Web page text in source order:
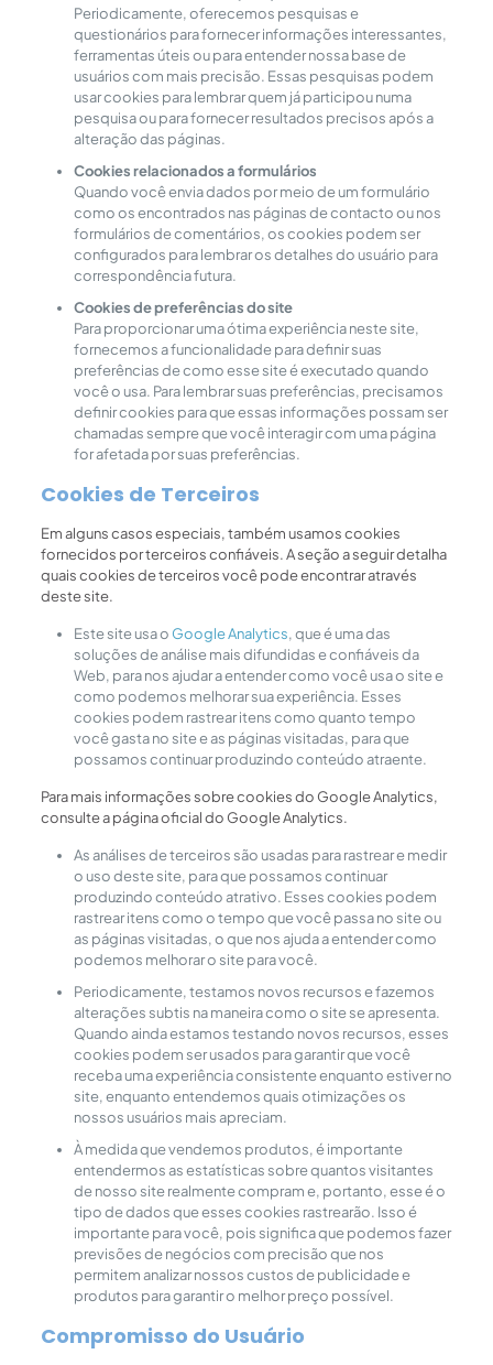
Periodicamente, oferecemos pesquisas e
questionários para fornecer informações interessantes,
ferramentas úteis ou para entender nossa base de
usuários com mais precisão. Essas pesquisas podem
usar cookies para lembrar quem já participou numa
pesquisa ou para fornecer resultados precisos após a
alteração das páginas.
Cookies relacionados a formulários
Quando você envia dados por meio de um formulário
como os encontrados nas páginas de contacto ou nos
formulários de comentários, os cookies podem ser
configurados para lembrar os detalhes do usuário para
correspondência futura.
Cookies de preferências do site
Para proporcionar uma ótima experiência neste site,
fornecemos a funcionalidade para definir suas
preferências de como esse site é executado quando
você o usa. Para lembrar suas preferências, precisamos
definir cookies para que essas informações possam ser
chamadas sempre que você interagir com uma página
for afetada por suas preferências.
Cookies de Terceiros
Em alguns casos especiais, também usamos cookies
fornecidos por terceiros confiáveis. A seção a seguir detalha
quais cookies de terceiros você pode encontrar através
deste site.
Este site usa o Google Analytics, que é uma das
soluções de análise mais difundidas e confiáveis ​​da
Web, para nos ajudar a entender como você usa o site e
como podemos melhorar sua experiência. Esses
cookies podem rastrear itens como quanto tempo
você gasta no site e as páginas visitadas, para que
possamos continuar produzindo conteúdo atraente.
Para mais informações sobre cookies do Google Analytics,
consulte a página oficial do Google Analytics.
As análises de terceiros são usadas para rastrear e medir
o uso deste site, para que possamos continuar
produzindo conteúdo atrativo. Esses cookies podem
rastrear itens como o tempo que você passa no site ou
as páginas visitadas, o que nos ajuda a entender como
podemos melhorar o site para você.
Periodicamente, testamos novos recursos e fazemos
alterações subtis na maneira como o site se apresenta.
Quando ainda estamos testando novos recursos, esses
cookies podem ser usados ​​para garantir que você
receba uma experiência consistente enquanto estiver no
site, enquanto entendemos quais otimizações os
nossos usuários mais apreciam.
À medida que vendemos produtos, é importante
entendermos as estatísticas sobre quantos visitantes
de nosso site realmente compram e, portanto, esse é o
tipo de dados que esses cookies rastrearão. Isso é
importante para você, pois significa que podemos fazer
previsões de negócios com precisão que nos
permitem analizar nossos custos de publicidade e
produtos para garantir o melhor preço possível.
Compromisso do Usuário